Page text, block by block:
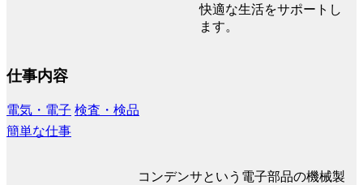
快適な生活をサポートし
ます。
仕事内容
電気・電子 検査・検品
簡単な仕事
コンデンサという電子部品の機械製